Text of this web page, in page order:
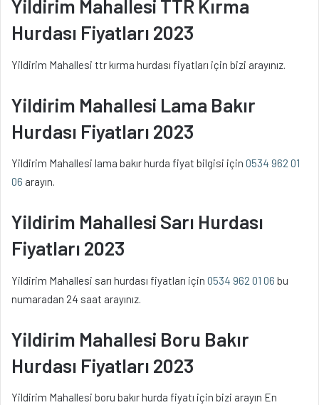
Yildirim Mahallesi TTR Kırma
Hurdası Fiyatları 2023
Yildirim Mahallesi ttr kırma hurdası fiyatları için bizi arayınız.
Yildirim Mahallesi Lama Bakır
Hurdası Fiyatları 2023
Yildirim Mahallesi lama bakır hurda fiyat bilgisi için 0534 962 01
06 arayın.
Yildirim Mahallesi Sarı Hurdası
Fiyatları 2023
Yildirim Mahallesi sarı hurdası fiyatları için 0534 962 01 06 bu
numaradan 24 saat arayınız.
Yildirim Mahallesi Boru Bakır
Hurdası Fiyatları 2023
Yildirim Mahallesi boru bakır hurda fiyatı için bizi arayın En